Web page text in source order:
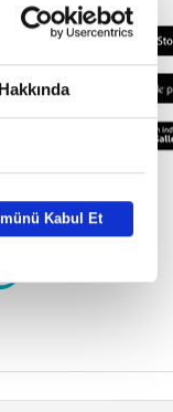
Hakkında
Kabul Et